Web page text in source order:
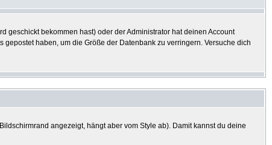
geschickt bekommen hast) oder der Administrator hat deinen Account
haben, um die Größe der Datenbank zu verringern. Versuche dich
angezeigt, hängt aber vom Style ab). Damit kannst du deine